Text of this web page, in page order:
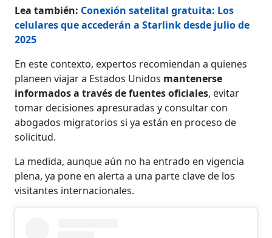
Lea también: Conexión satelital gratuita: Los
celulares que accederán a Starlink desde julio de
2025
En este contexto, expertos recomiendan a quienes
planeen viajar a Estados Unidos mantenerse
informados a través de fuentes oficiales, evitar
tomar decisiones apresuradas y consultar con
abogados migratorios si ya están en proceso de
solicitud.
La medida, aunque aún no ha entrado en vigencia
plena, ya pone en alerta a una parte clave de los
visitantes internacionales.